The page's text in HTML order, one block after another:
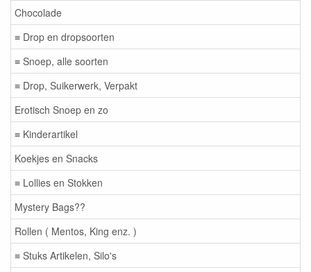
Chocolade
≡ Drop en dropsoorten
≡ Snoep, alle soorten
≡ Drop, Suikerwerk, Verpakt
Erotisch Snoep en zo
≡ Kinderartikel
Koekjes en Snacks
≡ Lollies en Stokken
Mystery Bags??
Rollen ( Mentos, King enz. )
≡ Stuks Artikelen, Silo's